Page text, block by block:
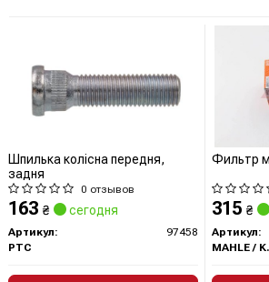
Шпилька колісна передня,
задня
0 отзывов
163 ₴ сегодня
Артикул:
97458
PTC
Фильтр
315 ₴
Артикул: